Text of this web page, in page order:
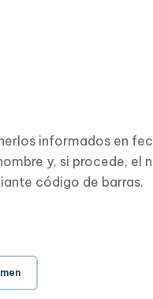
informados en
y, si procede, el
código de barras.